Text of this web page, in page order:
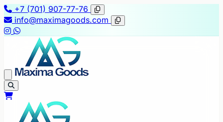
+7 (701) 907-77-76
info@maximagoods.com